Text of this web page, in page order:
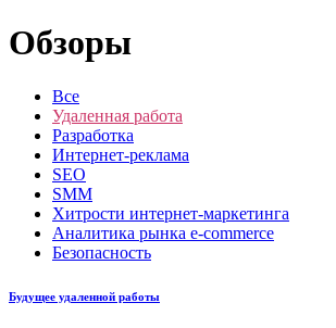
Обзоры
Все
Удаленная работа
Разработка
Интернет-реклама
SEO
SMM
Хитрости интернет-маркетинга
Аналитика рынка e-commerce
Безопасность
Будущее удаленной работы